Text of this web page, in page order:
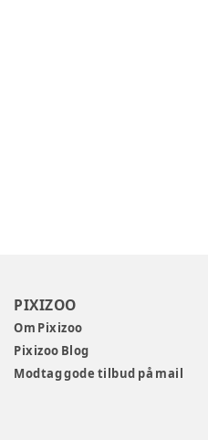
PIXIZOO
Om Pixizoo
Pixizoo Blog
Modtag gode tilbud på mail